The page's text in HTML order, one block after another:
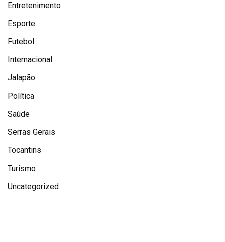
Entretenimento
Esporte
Futebol
Internacional
Jalapão
Política
Saúde
Serras Gerais
Tocantins
Turismo
Uncategorized